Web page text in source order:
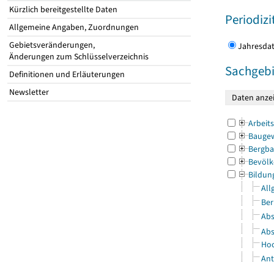
Kürzlich bereitgestellte Daten
Allgemeine Angaben, Zuordnungen
Gebietsveränderungen,
Änderungen zum Schlüsselverzeichnis
Definitionen und Erläuterungen
Newsletter